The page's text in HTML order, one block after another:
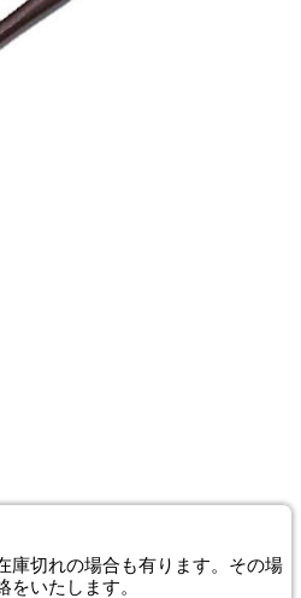
庫切れの場合も有ります。その場
をいたします。